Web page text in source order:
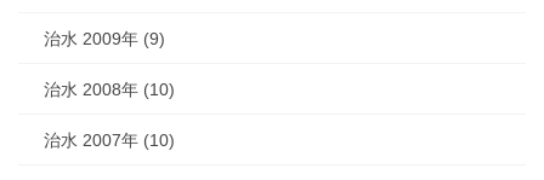
治水 2009年 (9)
治水 2008年 (10)
治水 2007年 (10)